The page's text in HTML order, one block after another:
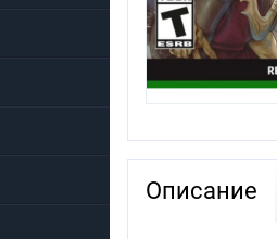
Описание